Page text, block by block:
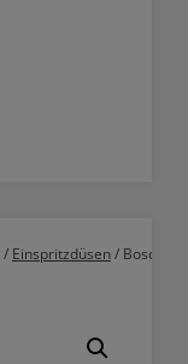
/ Einspritzdüsen/ Bosch